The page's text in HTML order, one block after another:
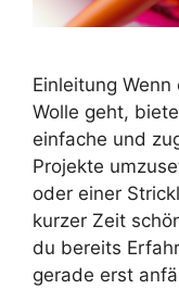
Einleitung
Wolle geht,
einfache und
Projekte
oder einer
kurzer Zeit
du bereits
gerade erst